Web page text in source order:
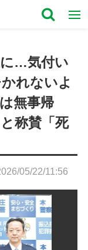
に…気付い
れないよ
無事帰
称賛「死
05/22/11:56